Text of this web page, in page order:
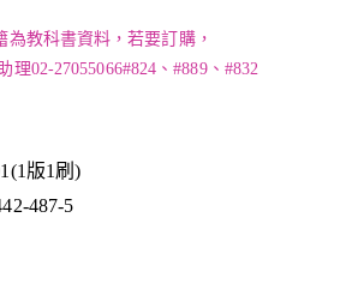
為教科書資料，若要訂購，
理02-27055066#824、#889、#832
版1刷)
487-5